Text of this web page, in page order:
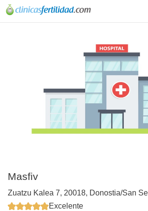
Masfiv
Zuatzu Kalea 7, 20018, Donostia/San
Excelente